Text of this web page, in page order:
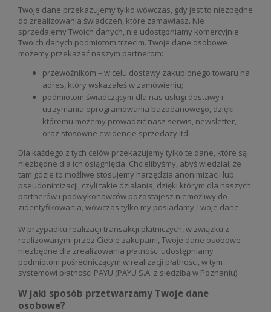
Twoje dane przekazujemy tylko wówczas, gdy jest to niezbędne
do zrealizowania świadczeń, które zamawiasz. Nie
sprzedajemy Twoich danych, nie udostępniamy komercyjnie
Twoich danych podmiotom trzecim. Twoje dane osobowe
możemy przekazać naszym partnerom:
przewoźnikom – w celu dostawy zakupionego towaru na
adres, który wskazałeś w zamówieniu;
podmiotom świadczącym dla nas usługi dostawy i
utrzymania oprogramowania bazodanowego, dzięki
któremu możemy prowadzić nasz serwis, newsletter,
oraz stosowne ewidencje sprzedaży itd.
Dla każdego z tych celów przekazujemy tylko te dane, które są
niezbędne dla ich osiągnięcia. Chcielibyśmy, abyś wiedział, że
tam gdzie to możliwe stosujemy narzędzia anonimizacji lub
pseudonimizacji, czyli takie działania, dzięki którym dla naszych
partnerów i podwykonawców pozostajesz niemożliwy do
zidentyfikowania, wówczas tylko my posiadamy Twoje dane.
W przypadku realizacji transakcji płatniczych, w związku z
realizowanymi przez Ciebie zakupami, Twoje dane osobowe
niezbędne dla zrealizowania płatności udostępniamy
podmiotom pośredniczącym w realizacji płatności, w tym
systemowi płatności PAYU (PAYU S.A. z siedzibą w Poznaniu).
W jaki sposób przetwarzamy Twoje dane
osobowe?